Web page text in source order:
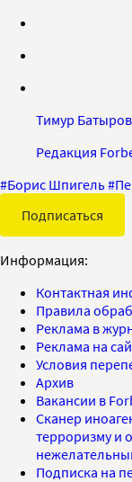
Тимур Батыров
Редакция
#Борис Шпигель#
Подписаться
Информация:
Контактная
Правила
Реклама в
Реклама на
Условия
Архив
Вакансии в
Сканер
терроризму и
Подписка на